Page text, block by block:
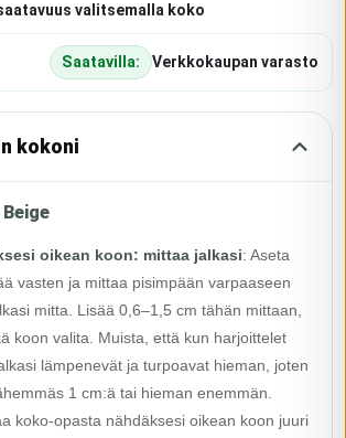
valitsemalla koko
Saatavilla: Verkkokaupan varasto
kokoni
oikean koon: mittaa jalkasi: Aseta
vasten ja mittaa pisimpään varpaaseen
mitta. Lisää 0,6–1,5 cm tähän mittaan,
koon valita. Muista, että kun harjoittelet
lämpenevät ja turpoavat hieman, joten
1 cm:ä tai hieman enemmän.
koko-opasta nähdäksesi oikean koon juuri